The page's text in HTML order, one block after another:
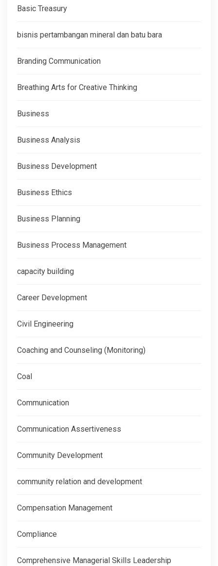
Basic Treasury
bisnis pertambangan mineral dan batu bara
Branding Communication
Breathing Arts for Creative Thinking
Business
Business Analysis
Business Development
Business Ethics
Business Planning
Business Process Management
capacity building
Career Development
Civil Engineering
Coaching and Counseling (Monitoring)
Coal
Communication
Communication Assertiveness
Community Development
community relation and development
Compensation Management
Compliance
Comprehensive Managerial Skills Leadership